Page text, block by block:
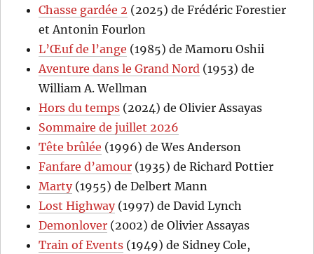
Chasse gardée 2 (2025) de Frédéric Forestier
et Antonin Fourlon
L’Œuf de l’ange (1985) de Mamoru Oshii
Aventure dans le Grand Nord (1953) de
William A. Wellman
Hors du temps (2024) de Olivier Assayas
Sommaire de juillet 2026
Tête brûlée (1996) de Wes Anderson
Fanfare d’amour (1935) de Richard Pottier
Marty(1955) de Delbert Mann
Lost Highway(1997) de David Lynch
Demonlover (2002) de Olivier Assayas
Train of Events (1949) de Sidney Cole,